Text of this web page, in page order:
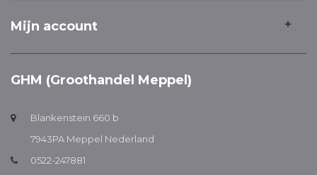
Mijn account
GHM (Groothandel Meppel)
Blankenstein 660 b
7943PA Meppel Nederland
0522-247881